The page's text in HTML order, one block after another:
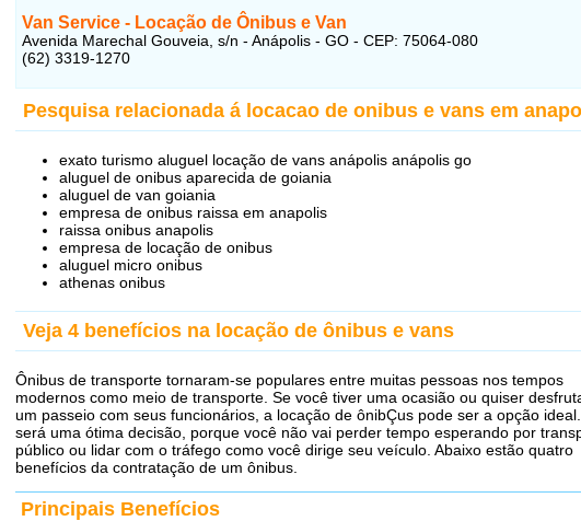
Van Service - Locação de Ônibus e Van
Avenida Marechal Gouveia, s/n - Anápolis - GO - CEP: 75064-080
(62) 3319-1270
Pesquisa relacionada á locacao de onibus e vans em
exato turismo aluguel locação de vans anápolis anápolis go
aluguel de onibus aparecida de goiania
aluguel de van goiania
empresa de onibus raissa em anapolis
raissa onibus anapolis
empresa de locação de onibus
aluguel micro onibus
athenas onibus
Veja 4 benefícios na locação de ônibus e vans
Ônibus de transporte tornaram-se populares entre muitas pessoas nos tempos
modernos como meio de transporte. Se você tiver uma ocasião ou quiser
um passeio com seus funcionários, a locação de ônibÇus pode ser a opção
será uma ótima decisão, porque você não vai perder tempo esperando por
público ou lidar com o tráfego como você dirige seu veículo. Abaixo estão quatro
benefícios da contratação de um ônibus.
Principais Benefícios